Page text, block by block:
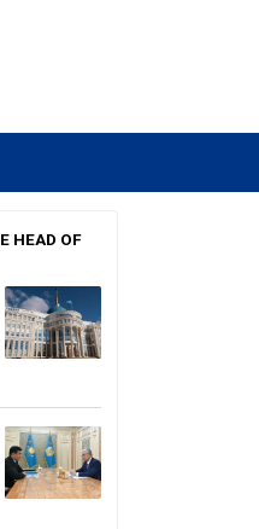
HEAD OF